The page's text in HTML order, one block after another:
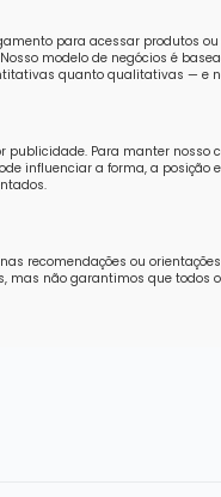
para acessar produtos
modelo de negócios é
quanto qualitativas — e
Para manter
influenciar a forma, a
recomendações ou
mas não garantimos que